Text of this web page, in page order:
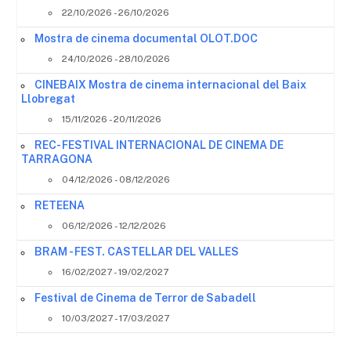
22/10/2026 - 26/10/2026
Mostra de cinema documental OLOT.DOC
24/10/2026 - 28/10/2026
CINEBAIX Mostra de cinema internacional del Baix
Llobregat
15/11/2026 - 20/11/2026
REC- FESTIVAL INTERNACIONAL DE CINEMA DE
TARRAGONA
04/12/2026 - 08/12/2026
RETEENA
06/12/2026 - 12/12/2026
BRAM - FEST. CASTELLAR DEL VALLES
16/02/2027 - 19/02/2027
Festival de Cinema de Terror de Sabadell
10/03/2027 - 17/03/2027